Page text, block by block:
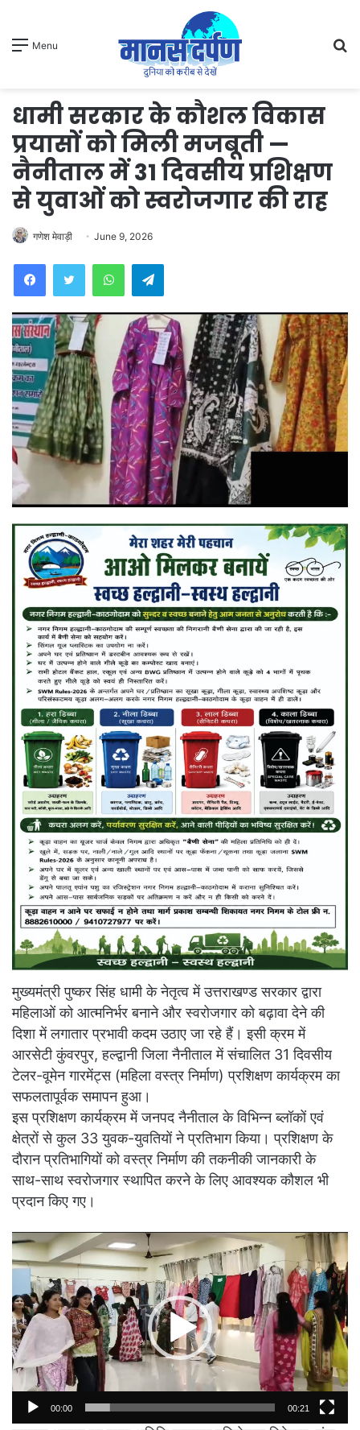
Menu
धामी सरकार के कौशल विकास
प्रयासों को मिली मजबूती —
नैनीताल में 31 दिवसीय प्रशिक्षण
से युवाओं को स्वरोजगार की राह
गणेश मेवाड़ी June 9, 2026
WhatsAppTelegram
मुख्यमंत्री पुष्कर सिंह धामी के नेतृत्व में उत्तराखण्ड सरकार द्वारा
महिलाओं को आत्मनिर्भर बनाने और स्वरोजगार को बढ़ावा देने की
दिशा में लगातार प्रभावी कदम उठाए जा रहे हैं। इसी क्रम में
आरसेटी कुंवरपुर, हल्द्वानी जिला नैनीताल में संचालित 31 दिवसीय
टेलर-वूमेन गारमेंट्स (महिला वस्त्र निर्माण) प्रशिक्षण कार्यक्रम का
सफलतापूर्वक समापन हुआ।
इस प्रशिक्षण कार्यक्रम में जनपद नैनीताल के विभिन्न ब्लॉकों एवं
क्षेत्रों से कुल 33 युवक-युवतियों ने प्रतिभाग किया। प्रशिक्षण के
दौरान प्रतिभागियों को वस्त्र निर्माण की तकनीकी जानकारी के
साथ-साथ स्वरोजगार स्थापित करने के लिए आवश्यक कौशल भी
प्रदान किए गए।
Video
Player
00:00 00:21